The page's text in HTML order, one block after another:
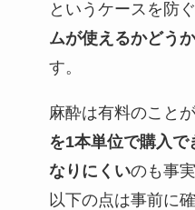
というケースを防
ムが使えるかどう
す。
麻酔は有料のこと
を1本単位で購入
なりにくいのも事実
以下の点は事前に